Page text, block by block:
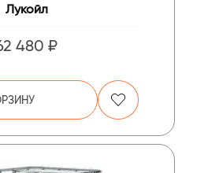
Лукойл
480 ₽